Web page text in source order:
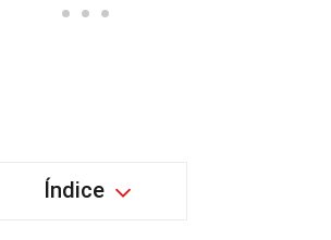
Índice